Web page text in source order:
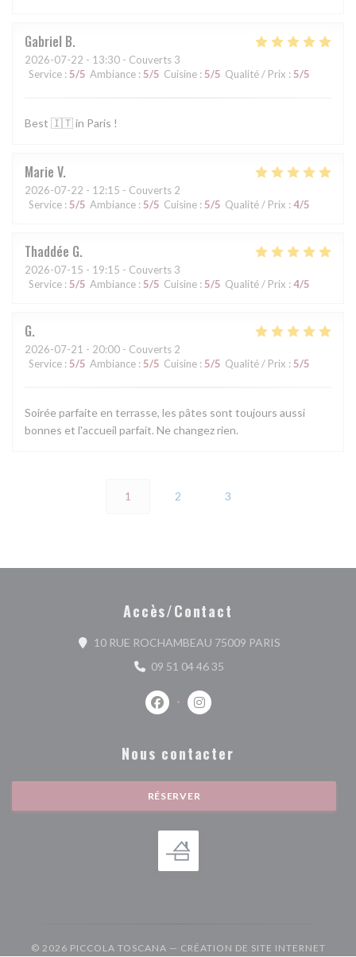
Gabriel B
2026-07-22 - 13:30 - Couverts 3
Service : 5/5 Ambiance : 5/5 Cuisine : 5/5 Qualité / Prix : 5/5
Best 🇮🇹 in Paris !
Marie V
2026-07-22 - 12:15 - Couverts 2
Service : 5/5 Ambiance : 5/5 Cuisine : 5/5 Qualité / Prix : 4/5
Thaddée G
2026-07-15 - 19:15 - Couverts 3
Service : 5/5 Ambiance : 5/5 Cuisine : 5/5 Qualité / Prix : 4/5
G
2026-07-21 - 20:00 - Couverts 2
Service : 5/5 Ambiance : 5/5 Cuisine : 5/5 Qualité / Prix : 5/5
Soirée parfaite en terrasse, les pâtes sont toujours aussi
bonnes et l'accueil parfait. Ne changez rien.
1 2 3
Accès/Contact
10 RUE ROCHAMBEAU 75009 PARIS
09 51 04 46 35
Facebook ((ouvre une nouvelle
Instagram ((ouvre une
Nous contacter
RÉSERVER
© 2026 PICCOLA TOSCANA — CRÉATION DE SITE INTERNET